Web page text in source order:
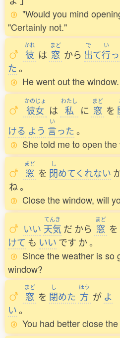
"Would you mind
"Certainly not."
かれ
彼 は
まど
窓 から
で
出て
い
行っ
た。
He went out the window.
かのじょ
彼女 は
わたし
私 に
まど
窓 を
ける よう
い
言った。
She told me to open the
まど
窓 を
し
閉めてくれない
ね。
Close the window, will
いい
てんき
天気 だ から
まど
窓 を
けて も いい です か。
Since the weather is so
window?
まど
窓 を
し
閉めた
ほう
方 が よ
い。
You had better close